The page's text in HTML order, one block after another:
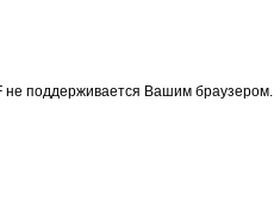
не поддерживается Вашим браузером.